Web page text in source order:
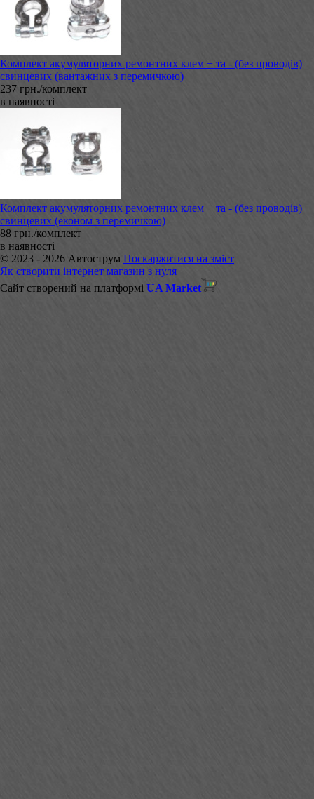
Комплект акумуляторних ремонтних клем + та - (без проводів)
свинцевих (вантажних з перемичкою)
237 грн./комплект
в наявності
Комплект акумуляторних ремонтних клем + та - (без проводів)
свинцевих (економ з перемичкою)
88 грн./комплект
в наявності
© 2023 - 2026 Автострум Поскаржитися на зміст
Як створити інтернет магазин з нуля
Сайт створений на платформі UA Market